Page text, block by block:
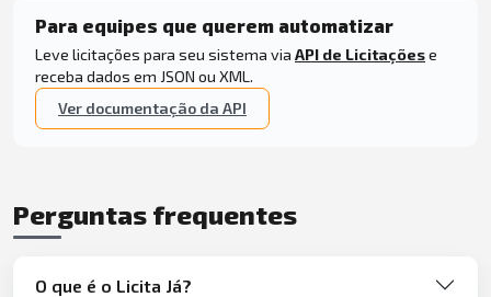
Para equipes que querem automatizar
Leve licitações para seu sistema via API de Licitaçõese
receba dados em JSON ou XML.
Ver documentação da API
Perguntas frequentes
O que é o Licita Já?